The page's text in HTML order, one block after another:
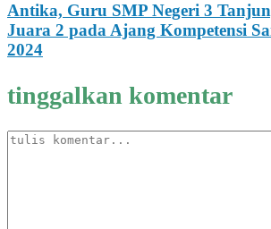
Antika, Guru SMP Negeri 3
Juara 2 pada Ajang Kompetensi
2024
tinggalkan komentar